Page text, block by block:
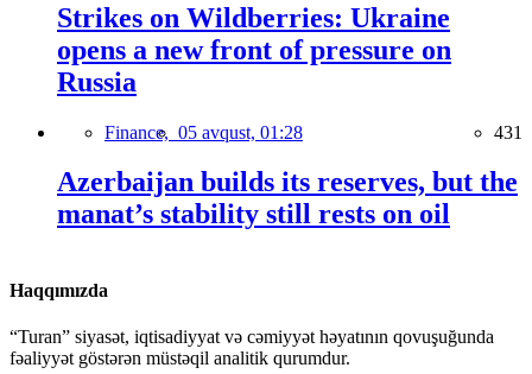
Strikes on Wildberries: Ukraine
opens a new front of pressure on
Russia
Finance, 05 avqust, 01:28 431
Azerbaijan builds its reserves, but the
manat’s stability still rests on oil
Haqqımızda
“Turan” siyasət, iqtisadiyyat və cəmiyyət həyatının qovuşuğunda
fəaliyyət göstərən müstəqil analitik qurumdur.